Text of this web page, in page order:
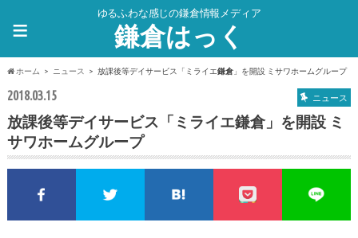
ゆるふわな感じの鎌倉情報メディア
鎌倉はっく
≡
ホーム ニュース 放課後等デイサービス「ミライエ鎌倉」を開設 ミサワホームグループ
2018.03.15 ニュース
放課後等デイサービス「ミライエ鎌倉」を開設 ミ
サワホームグループ
FacebookでシェアTwitterでシェアこのエントリーをはて
pocket